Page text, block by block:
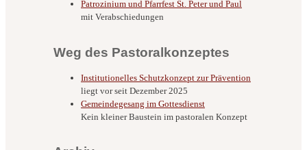
Patrozinium und Pfarrfest St. Peter und Paul
mit Verabschiedungen
Weg des Pastoralkonzeptes
Institutionelles Schutzkonzept zur Prävention
liegt vor seit Dezember 2025
Gemeindegesang im Gottesdienst
Kein kleiner Baustein im pastoralen Konzept